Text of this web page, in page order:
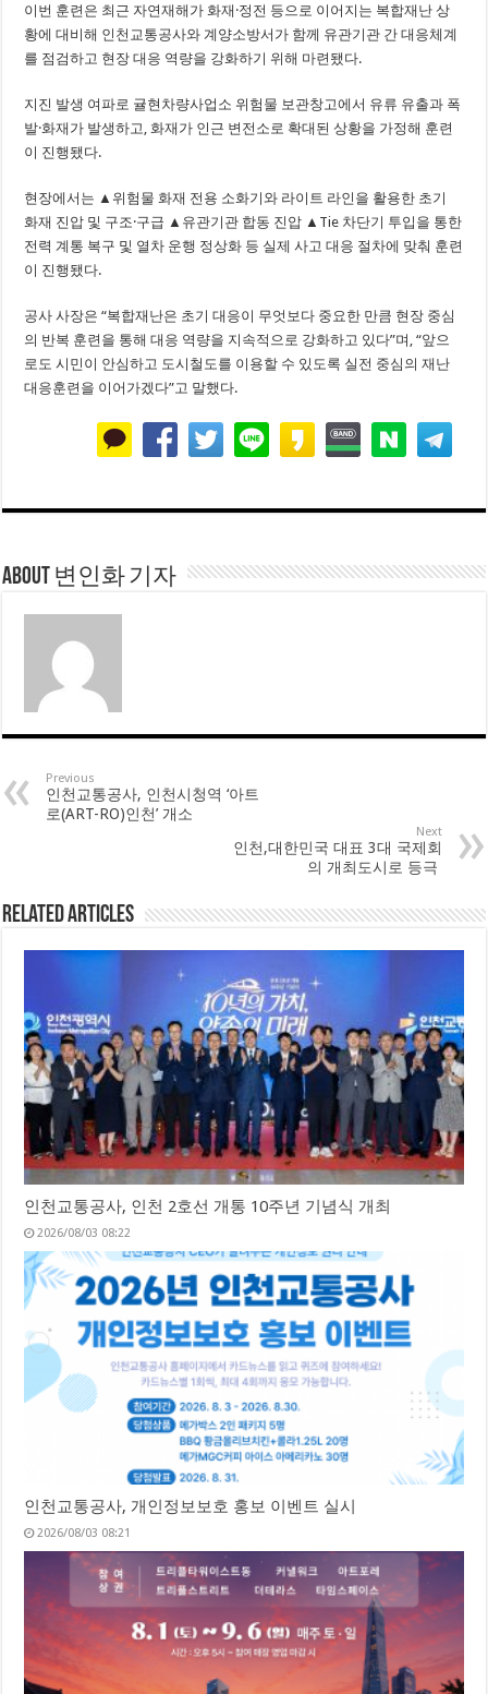
이번 훈련은 최근 자연재해가 화재·정전 등으로 이어지는 복합재난 상
황에 대비해 인천교통공사와 계양소방서가 함께 유관기관 간 대응체계
를 점검하고 현장 대응 역량을 강화하기 위해 마련됐다.
지진 발생 여파로 귤현차량사업소 위험물 보관창고에서 유류 유출과 폭
발·화재가 발생하고, 화재가 인근 변전소로 확대된 상황을 가정해 훈련
이 진행됐다.
현장에서는 ▲위험물 화재 전용 소화기와 라이트 라인을 활용한 초기
화재 진압 및 구조·구급 ▲유관기관 합동 진압 ▲Tie 차단기 투입을 통한
전력 계통 복구 및 열차 운행 정상화 등 실제 사고 대응 절차에 맞춰 훈련
이 진행됐다.
공사 사장은 “복합재난은 초기 대응이 무엇보다 중요한 만큼 현장 중심
의 반복 훈련을 통해 대응 역량을 지속적으로 강화하고 있다”며, “앞으
로도 시민이 안심하고 도시철도를 이용할 수 있도록 실전 중심의 재난
대응훈련을 이어가겠다”고 말했다.
About 변인화 기자
Previous
인천교통공사, 인천시청역 ‘아트
로(ART-RO)인천’ 개소
Next
인천,대한민국 대표 3대 국제회
의 개최도시로 등극
Related Articles
인천교통공사, 인천 2호선 개통 10주년 기념식 개최
2026/08/03 08:22
인천교통공사, 개인정보보호 홍보 이벤트 실시
2026/08/03 08:21